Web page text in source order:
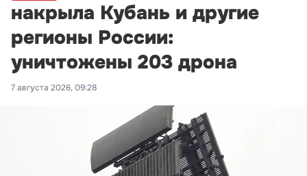
накрыла Кубань и другие
регионы России:
уничтожены 203 дрона
7 августа 2026, 09:28